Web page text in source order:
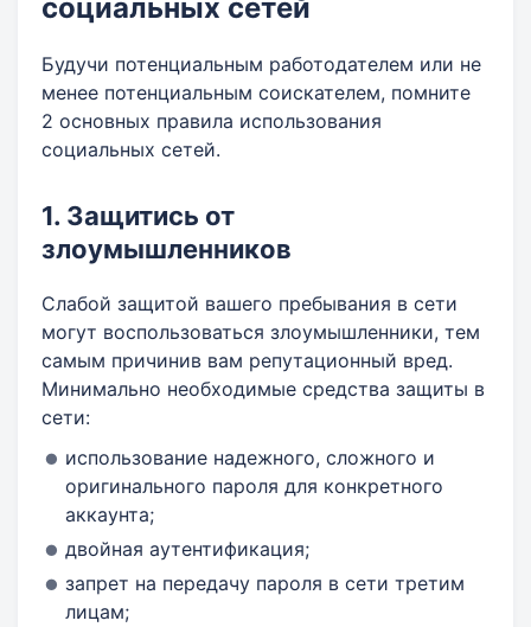
социальных сетей
Будучи потенциальным работодателем или не
менее потенциальным соискателем, помните
2 основных правила использования
социальных сетей.
1. Защитись от
злоумышленников
Слабой защитой вашего пребывания в сети
могут воспользоваться злоумышленники, тем
самым причинив вам репутационный вред.
Минимально необходимые средства защиты в
сети:
использование надежного, сложного и
оригинального пароля для конкретного
аккаунта;
двойная аутентификация;
запрет на передачу пароля в сети третим
лицам;